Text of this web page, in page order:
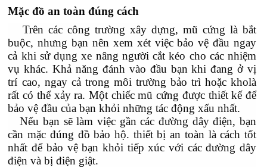
Mặc đồ an toàn đúng cách
Trên các công trường xây dựng, mũ cứng là bắt
buộc, nhưng bạn nên xem xét việc bảo vệ đầu ngay
cả khi sử dụng xe nâng người cắt kéo cho các nhiệm
vụ khác. Khả năng đánh vào đầu bạn khi đang ở vị
trí cao, ngay cả trong môi trường bảo trì hoặc kholà
rất có thể xảy ra. Một chiếc mũ cứng được thiết kế để
bảo vệ đầu của bạn khỏi những tác động xấu nhất.
Nếu bạn sẽ làm việc gần các đường dây điện, bạn
cần mặc đúng đồ bảo hộ. thiết bị an toàn là cách tốt
nhất để bảo vệ bạn khỏi tiếp xúc với các đường dây
điện và bị điện giật.